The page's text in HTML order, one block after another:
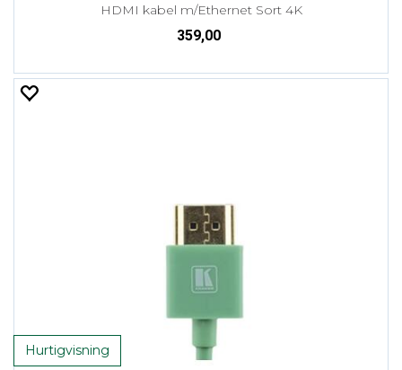
HDMI kabel m/Ethernet Sort 4K
359,00
Hurtigvisning